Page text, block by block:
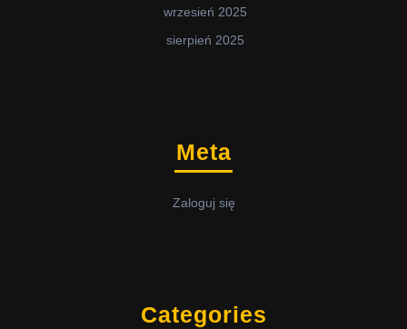
wrzesień 2025
sierpień 2025
Meta
Zaloguj się
Categories